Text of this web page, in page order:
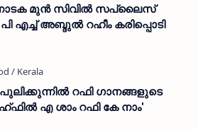
മുൻ സിവില്‍ സപ്ലൈസ്
എച്ച് അബ്ദുൽ റഹീം കരിപ്പൊടി
പുലിക്കുന്നിൽ റഫി ഗാനങ്ങളുടെ
എ ശാം റഫി കേ നാം'